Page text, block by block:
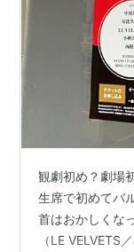
観劇初め？劇場
生席で初めてバ
首はおかしくな
（LE VELVETS